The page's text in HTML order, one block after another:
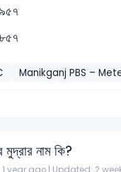
Manikganj PBS –
মুদ্রার নাম কি?